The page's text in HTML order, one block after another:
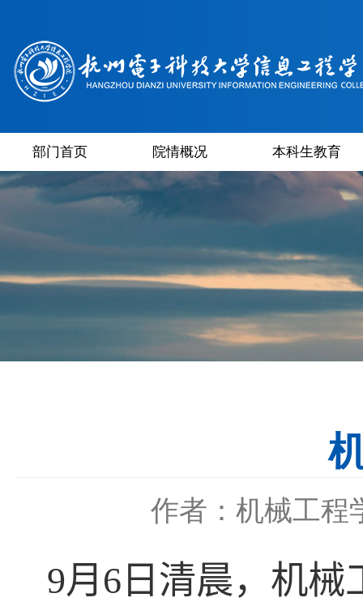
部门首页 院情概况 本科生教育
作者：机械工程
9月 6 日清晨，机